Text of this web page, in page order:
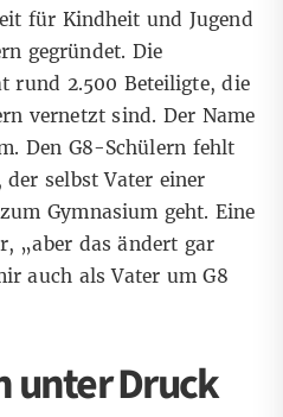
für Kindheit und Jugend
gegründet. Die
rund 2.500 Beteiligte, die
vernetzt sind. Der Name
Den G8-Schülern fehlt
selbst Vater einer
Gymnasium geht. Eine
„aber das ändert gar
auch als Vater um G8
unter Druck